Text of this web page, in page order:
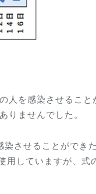
を感染させるこ
りませんでした。
させることができ
していますが、式